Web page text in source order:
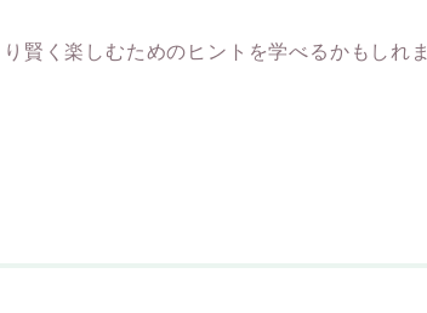
賢く楽しむためのヒントを学べるかもしれま